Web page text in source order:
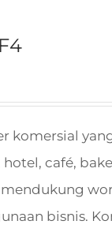
komersial
café,
bisnis.